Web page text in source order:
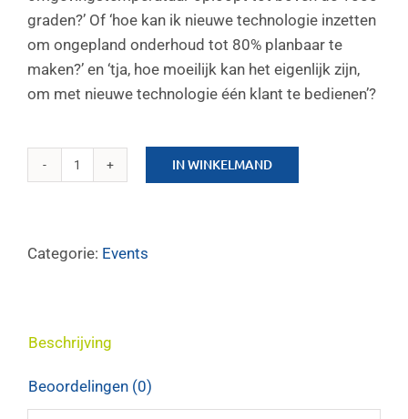
graden?’ Of ‘hoe kan ik nieuwe technologie inzetten
om ongepland onderhoud tot 80% planbaar te
maken?’ en ‘tja, hoe moeilijk kan het eigenlijk zijn,
om met nieuwe technologie één klant te bedienen’?
WCM
31
IN WINKELMAND
Categorie: Events
Beschrijving
Beoordelingen (0)